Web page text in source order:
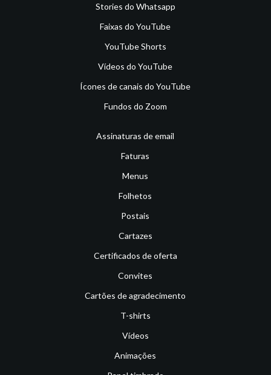
Stories do Whatsapp
Faixas do YouTube
YouTube Shorts
Vídeos do YouTube
Ícones de canais do YouTube
Fundos do Zoom
Assinaturas de email
Faturas
Menus
Folhetos
Postais
Cartazes
Certificados de oferta
Convites
Cartões de agradecimento
T-shirts
Vídeos
Animações